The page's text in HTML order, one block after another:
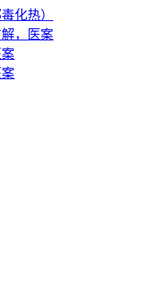
化热）
，医案